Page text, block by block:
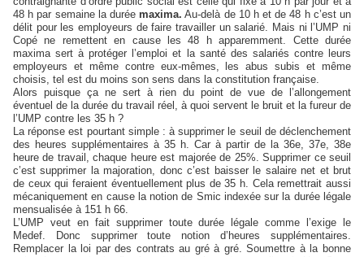
48 h par semaine la duréemaxima. Au-delà de 10 h et de 48 h c’est un
délit pour les employeurs de faire travailler un salarié. Mais ni l’UMP ni
Copé ne remettent en cause les 48 h apparemment. Cette durée
maxima sert à protéger l’emploi et la santé des salariés contre leurs
employeurs et même contre eux-mêmes, les abus subis et même
choisis, tel est du moins son sens dans la constitution française.
Alors puisque ça ne sert à rien du point de vue de l’allongement
éventuel de la durée du travail réel, à quoi servent le bruit et la fureur de
l’UMP contre les 35 h ?
La réponse est pourtant simple : à supprimer le seuil de déclenchement
des heures supplémentaires à 35 h. Car à partir de la 36e, 37e, 38e
heure de travail, chaque heure est majorée de 25%. Supprimer ce seuil
c’est supprimer la majoration, donc c’est baisser le salaire net et brut
de ceux qui feraient éventuellement plus de 35 h. Cela remettrait aussi
mécaniquement en cause la notion de Smic indexée sur la durée légale
mensualisée à 151 h 66.
L’UMP veut en fait supprimer toute durée légale comme l’exige le
Medef. Donc supprimer toute notion d’heures supplémentaires.
Remplacer la loi par des contrats au gré à gré. Soumettre à la bonne